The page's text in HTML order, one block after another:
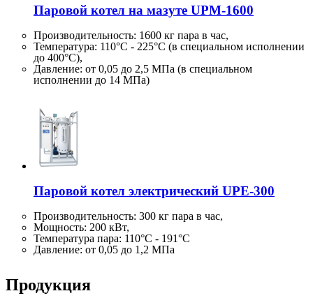
Паровой котел на мазуте UPM-1600
Производительность: 1600 кг пара в час,
Температура: 110°C - 225°C (в специальном исполнении
до 400°C),
Давление: от 0,05 до 2,5 МПа (в специальном
исполнении до 14 МПа)
Паровой котел электрический UPE-300
Производительность: 300 кг пара в час,
Мощность: 200 кВт,
Температура пара: 110°C - 191°C
Давление: от 0,05 до 1,2 МПа
Продукция